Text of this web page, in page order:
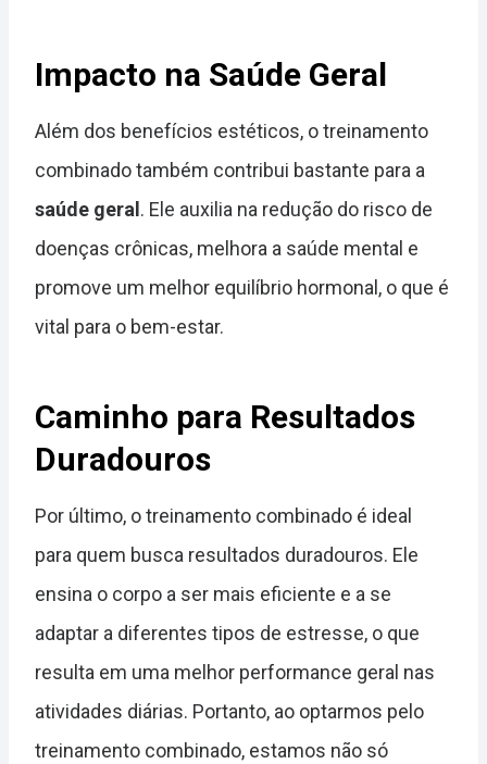
Impacto na Saúde Geral
Além dos benefícios estéticos, o treinamento
combinado também contribui bastante para a
saúde geral . Ele auxilia na redução do risco de
doenças crônicas, melhora a saúde mental e
promove um melhor equilíbrio hormonal, o que é
vital para o bem-estar.
Caminho para Resultados
Duradouros
Por último, o treinamento combinado é ideal
para quem busca resultados duradouros. Ele
ensina o corpo a ser mais eficiente e a se
adaptar a diferentes tipos de estresse, o que
resulta em uma melhor performance geral nas
atividades diárias. Portanto, ao optarmos pelo
treinamento combinado, estamos não só